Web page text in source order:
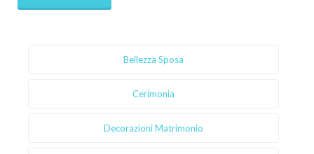
Bellezza Sposa
Cerimonia
Decorazioni Matrimonio